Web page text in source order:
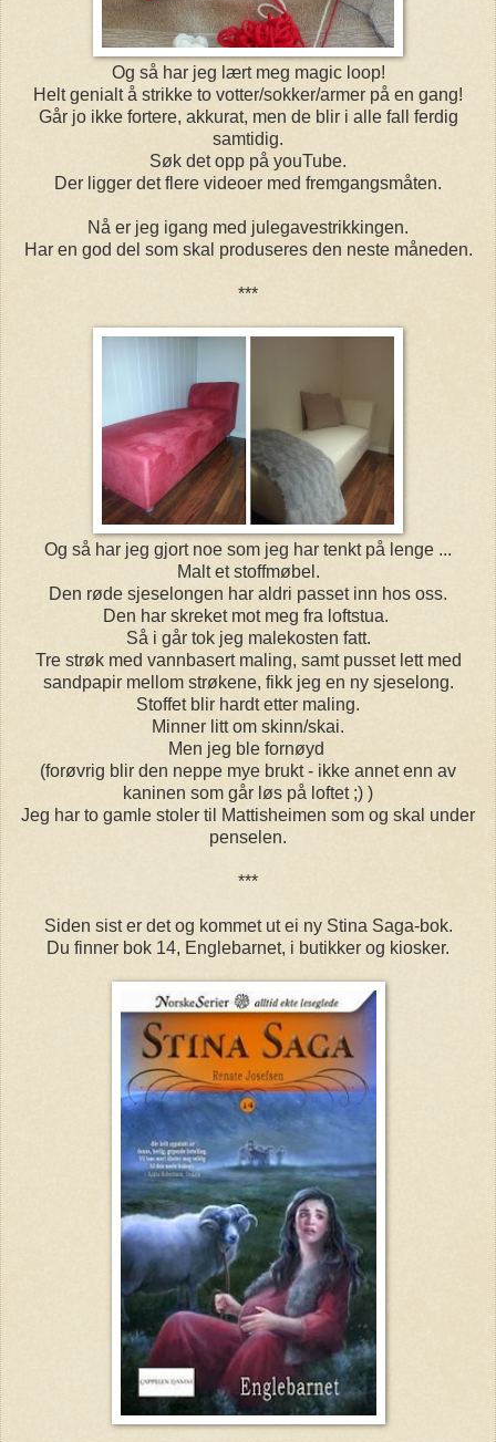
Og så har jeg lært meg magic loop!
Helt genialt å strikke to votter/sokker/armer på en gang!
Går jo ikke fortere, akkurat, men de blir i alle fall ferdig
samtidig.
Søk det opp på youTube.
Der ligger det flere videoer med fremgangsmåten.
Nå er jeg igang med julegavestrikkingen.
Har en god del som skal produseres den neste måneden.
***
Og så har jeg gjort noe som jeg har tenkt på lenge ...
Malt et stoffmøbel.
Den røde sjeselongen har aldri passet inn hos oss.
Den har skreket mot meg fra loftstua.
Så i går tok jeg malekosten fatt.
Tre strøk med vannbasert maling, samt pusset lett med
sandpapir mellom strøkene, fikk jeg en ny sjeselong.
Stoffet blir hardt etter maling.
Minner litt om skinn/skai.
Men jeg ble fornøyd
(forøvrig blir den neppe mye brukt - ikke annet enn av
kaninen som går løs på loftet ;) )
Jeg har to gamle stoler til Mattisheimen som og skal under
penselen.
***
Siden sist er det og kommet ut ei ny Stina Saga-bok.
Du finner bok 14, Englebarnet, i butikker og kiosker.